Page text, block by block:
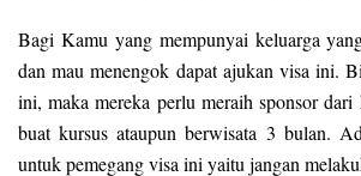
Bagi Kamu yang mempunyai keluarga
dan mau menengok dapat ajukan visa ini.
ini, maka mereka perlu meraih sponsor
buat kursus ataupun berwisata 3 bulan.
untuk pemegang visa ini yaitu jangan